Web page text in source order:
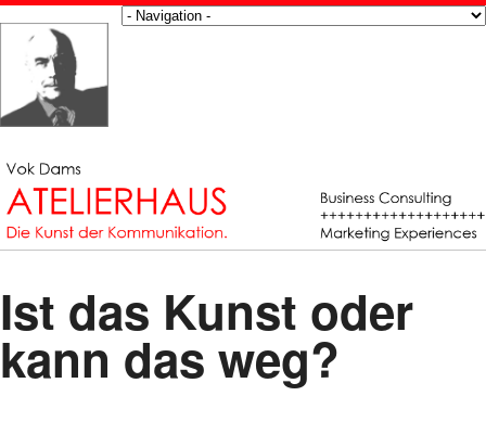
Ist das Kunst oder
kann das weg?